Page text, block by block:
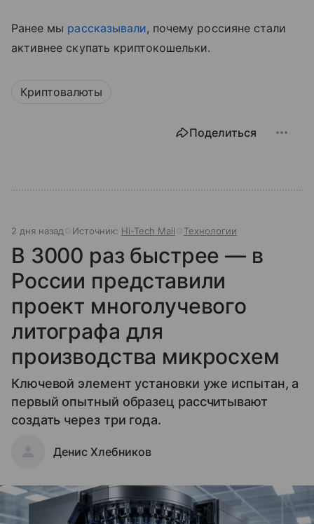
Ранее мы рассказывали, почему россияне стали
активнее скупать криптокошельки.
Криптовалюты
Поделиться
2 дня назад Источник: Hi-Tech Mail Технологии
В 3000 раз быстрее — в
России представили
проект многолучевого
литографа для
производства микросхем
Ключевой элемент установки уже испытан, а
первый опытный образец рассчитывают
создать через три года.
Денис Хлебников